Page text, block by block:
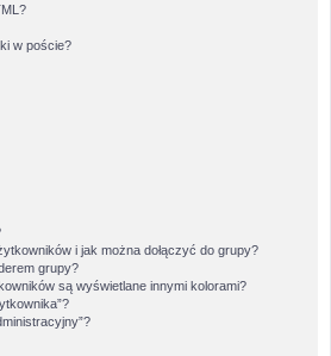
w poście?
i jak można dołączyć do grupy?
grupy?
są wyświetlane innymi kolorami?